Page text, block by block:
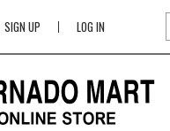
SIGN UP LOG IN